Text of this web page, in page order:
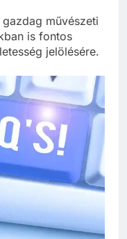
művészeti
is fontos
jelölésére.